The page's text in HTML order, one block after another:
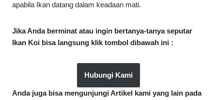
apabila Ikan datang dalam keadaan mati.
Jika Anda berminat atau ingin bertanya-tanya seputar
Ikan Koi bisa langsung klik tombol dibawah ini :
Hubungi Kami
Anda juga bisa mengunjungi Artikel kami yang lain pada